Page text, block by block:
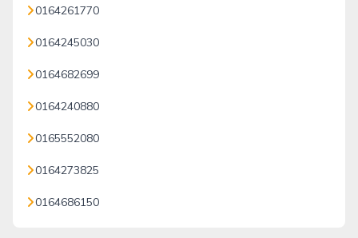
0164261770
0164245030
0164682699
0164240880
0165552080
0164273825
0164686150